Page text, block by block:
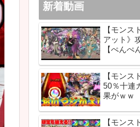
新着動画
【モンス
アット》
【ぺんぺ
【モンス
50％十連
果がｗｗ
【モンス